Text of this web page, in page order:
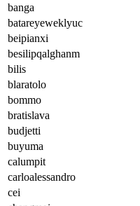
banga
batareyeweklyuc
beipianxi
besilipqalghanm
bilis
blaratolo
bommo
bratislava
budjetti
buyuma
calumpit
carloalessandro
cei